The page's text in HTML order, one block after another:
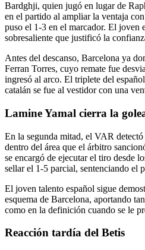
Bardghji, quien jugó en lugar de
en el partido al ampliar la ventaja
puso el 1-3 en el marcador. El joven
sobresaliente que justificó la
Antes del descanso, Barcelona ya
Ferran Torres, cuyo remate fue
ingresó al arco. El triplete del
catalán se fue al vestidor con una
Lamine Yamal cierra la
En la segunda mitad, el VAR
dentro del área que el árbitro
se encargó de ejecutar el tiro desde
sellar el 1-5 parcial, sentenciando el
El joven talento español sigue
esquema de Barcelona, aportando
como en la definición cuando se le
Reacción tardía del Betis